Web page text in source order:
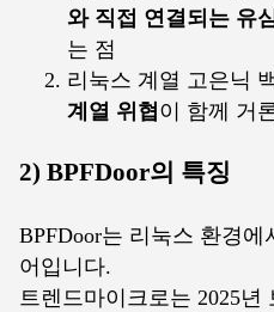
와 직접 연결되는 유
는 점
리눅스 계열 고은닉
계열 위협이 함께 거
2) BPFDoor의 특징
BPFDoor는 리눅스 환경
어입니다.
트렌드마이크로는 2025년